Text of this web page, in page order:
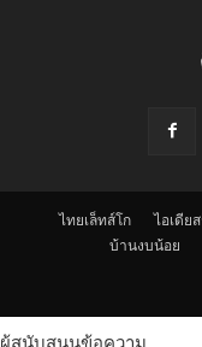
ไทยเล็ทส์โก ไอเดีย
บ้านงบน้อย